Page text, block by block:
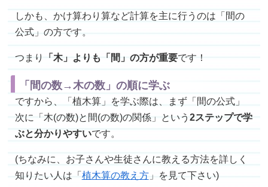
しかも、かけ算わり算など計算を主に行うのは「間の
公式」の方です。
つまり 「木」よりも「間」の方が重要です！
「間の数→木の数」の順に学ぶ
ですから、「植木算」を学ぶ際は、まず「間の公式」
次に「木(の数)と間(の数)の関係」という 2ステップで学
ぶと分かりやすいです。
(ちなみに、お子さんや生徒さんに教える方法を詳しく
知りたい人は「 植木算の教え方」を見て下さい)